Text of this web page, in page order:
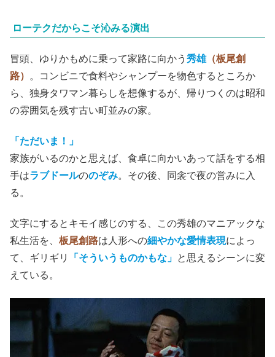
ローテクだからこそ沁みる演出
冒頭、ゆりかもめに乗って家路に向かう 秀雄（板尾創
路）
。コンビニで食料やシャンプーを物色するところか
ら、独身タワマン暮らしを想像するが、帰りつくのは昭和
の雰囲気を残す古い町並みの家。
「ただいま！」
家族がいるのかと思えば、食卓に向かいあって話をする相
手はラブドールののぞみ。その後、同衾で夜の営みに入
る。
文字にするとキモイ感じのする、この秀雄のマニアックな
私生活を、 板尾創路は人形への細やかな愛情表現によっ
て、ギリギリ
「そういうものかもな」 と思えるシーンに変
えている。